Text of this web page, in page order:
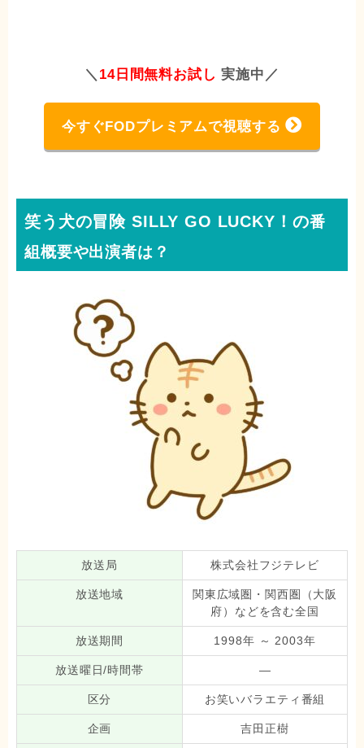
＼ 14日間無料お試し実施中／
今すぐFODプレミアムで視聴する
笑う犬の冒険 SILLY GO LUCKY！の番
組概要や出演者は？
放送局 株式会社フジテレビ
放送地域
関東広域圏・関西圏（大阪
府）などを含む全国
放送期間 1998年 ～ 2003年
放送曜日/時間帯 —
区分 お笑いバラエティ番組
企画 吉田正樹